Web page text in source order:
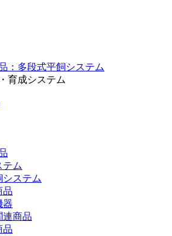
：多段式平飼システム
育成システム
テム
システム
品
器
連商品
品